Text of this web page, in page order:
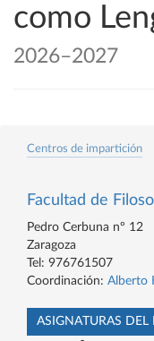
como
2026–2027
Centros de impartición
Facultad de
Pedro Cerbuna nº 12
Zaragoza
Tel: 976761507
Coordinación: Alberto
ASIGNATURAS DEL